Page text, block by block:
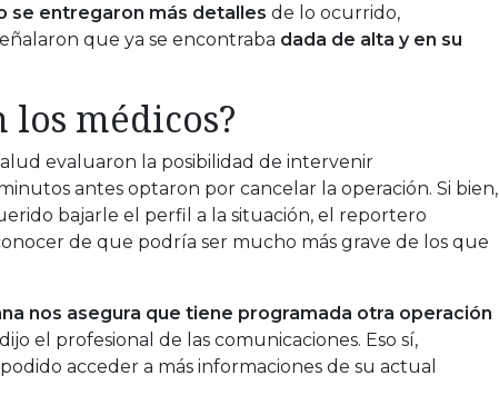
se entregaron más detalles de lo ocurrido,
que ya se encontraba dada de alta y en su
los médicos?
evaluaron la posibilidad de intervenir
antes optaron por cancelar la operación. Si bien,
bajarle el perfil a la situación, el reportero
de que podría ser mucho más grave de los que
nos asegura que tiene programada otra operación
dijo el profesional de las comunicaciones. Eso sí,
acceder a más informaciones de su actual